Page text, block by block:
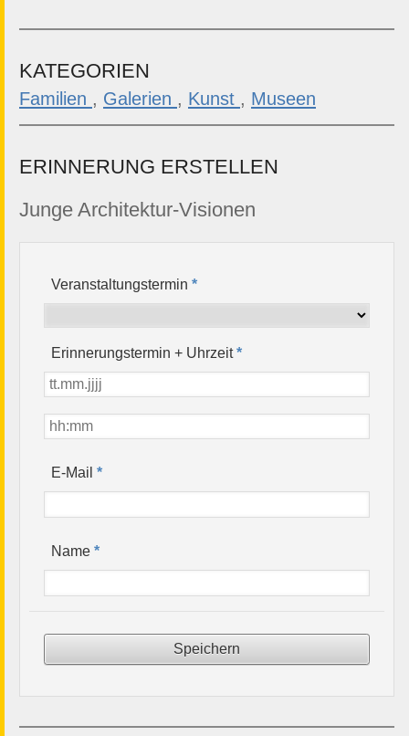
KATEGORIEN
Familien , Galerien , Kunst , Museen
ERINNERUNG ERSTELLEN
Junge Architektur-Visionen
Veranstaltungstermin*
Erinnerungstermin + Uhrzeit*
E-Mail*
Name*